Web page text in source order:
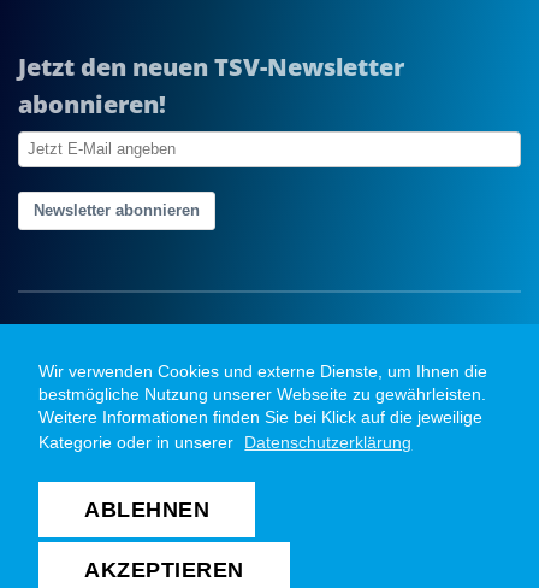
Wir verwenden Cookies und externe Dienste, um Ihnen die
bestmögliche Nutzung unserer Webseite zu gewährleisten.
Weitere Informationen finden Sie bei Klick auf die jeweilige
Kategorie oder in unserer
Datenschutzerklärung
ABLEHNEN
AKZEPTIEREN
Jetzt den neuen TSV-Newsletter
abonnieren!
Newsletter abonnieren
Copyright @ 2026 TSV Bayer Dormagen Handball
GmbH. Alle Rechte vorbehalten